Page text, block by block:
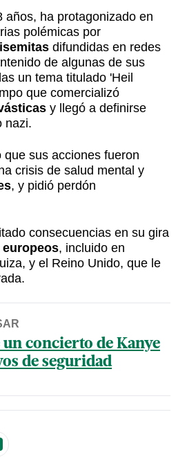
años, ha protagonizado en
polémicas por
difundidas en redes
de algunas de sus
un tema titulado 'Heil
que comercializó
y llegó a definirse
nazi.
que sus acciones fueron
crisis de salud mental y
, y pidió perdón
consecuencias en su gira
europeos, incluido en
y el Reino Unido, que le
concierto de Kanye
de seguridad